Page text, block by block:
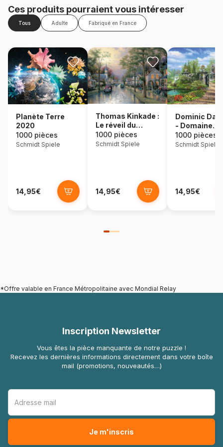
Ces produits pourraient vous intéresser
Tous Adulte Fabriqué en France
Planète Terre
2020
1000 pièces
Schmidt Spiele
14,95€
Thomas Kinkade :
Le réveil du
village
1000 pièces
Schmidt Spiele
14,95€
Dominic
- Domaine
idyllique
1000 pièces
Schmidt Spiele
14,95€
*Offre valable en France Métropolitaine avec Mondial Relay
Inscription Newsletter
Vous êtes la pièce manquante de notre puzzle !
Recevez les dernières informations directement dans votre boîte
mail (promotions, nouveautés…)